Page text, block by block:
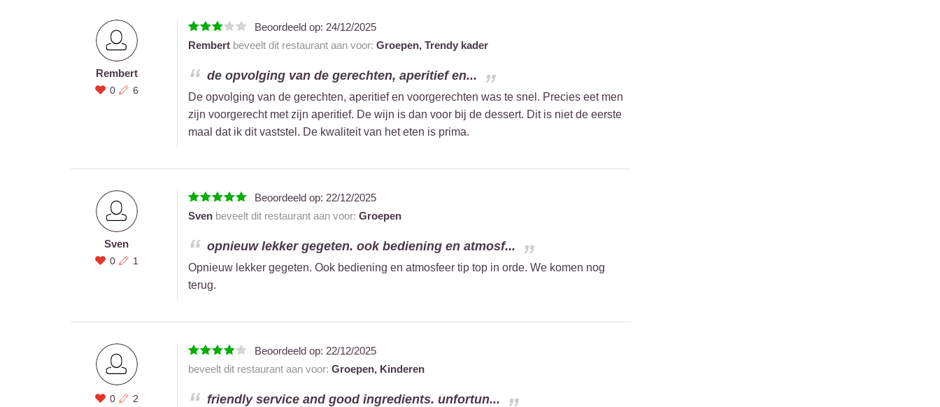
Rembert
0 6
Beoordeeld op: 24/12/2025
Rembertbeveelt dit restaurant aan voor: Groepen, Trendy kader
de opvolging van de gerechten, aperitief en...
De opvolging van de gerechten, aperitief en voorgerechten was te snel. Precies eet men
zijn voorgerecht met zijn aperitief. De wijn is dan voor bij de dessert. Dit is niet de eerste
maal dat ik dit vaststel. De kwaliteit van het eten is prima.
Sven
0 1
Beoordeeld op: 22/12/2025
Svenbeveelt dit restaurant aan voor: Groepen
opnieuw lekker gegeten. ook bediening en atmosf...
Opnieuw lekker gegeten. Ook bediening en atmosfeer tip top in orde. We komen nog
terug.
0 2
Beoordeeld op: 22/12/2025
beveelt dit restaurant aan voor: Groepen, Kinderen
friendly service and good ingredients. unfortun...